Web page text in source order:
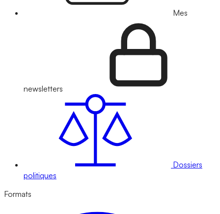
Mes
newsletters
Dossiers
politiques
Formats